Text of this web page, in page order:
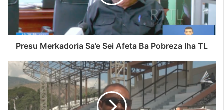
Presu Merkadoria Sa’e Sei Afeta Ba Pobreza Iha TL